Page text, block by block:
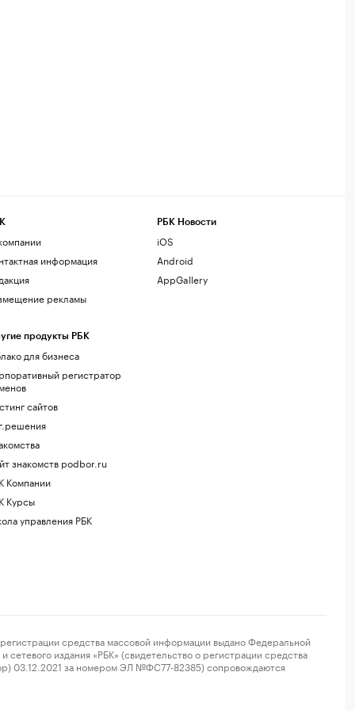
информация
рекламы
продукты РБК
для бизнеса
регистратор
сайтов
знакомств podbor.ru
Компании
Курсы
управления РБК
РБК Новости
iOS
Android
AppGallery
средства массовой информации выдано Федеральной
издания «РБК» (свидетельство о регистрации средства
03.12.2021 за номером ЭЛ №ФС77-82385) сопровождаются